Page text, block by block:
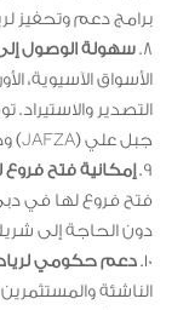
برامج دعم وتحفيز
8. سهولة الوصول إلى
الأسواق الآسيوية،
التصدير
جبل علي (JAFZA) ودبي الجنوب التي تعزز التجارة والاستثمار.
9.
إمكانية فتح فروع
فتح فروع لها في دبي
دون الحاجة إلى
10. دعم حكومي
الناشئة